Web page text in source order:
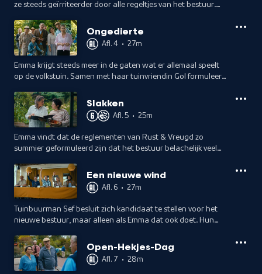
ze steeds geïrriteerder door alle regeltjes van het bestuur.
reglementen.
Ongedierte
Afl. 4 • 27m
Emma krijgt steeds meer in de gaten wat er allemaal speelt
op de volkstuin. Samen met haar tuinvriendin Gol formuleert
compleet ontspoort.
Slakken
Afl. 5 • 25m
Emma vindt dat de reglementen van Rust & Vreugd zo
summier geformuleerd zijn dat het bestuur belachelijk veel
Een nieuwe wind
Afl. 6 • 27m
Tuinbuurman Sef besluit zich kandidaat te stellen voor het
nieuwe bestuur, maar alleen als Emma dat ook doet. Hun
verdeeldheid op de tuin.Open-Hekjes-Dag
Afl. 7 • 28m